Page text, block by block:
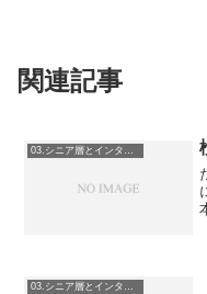
関連記事
03.シニア層とインターネット